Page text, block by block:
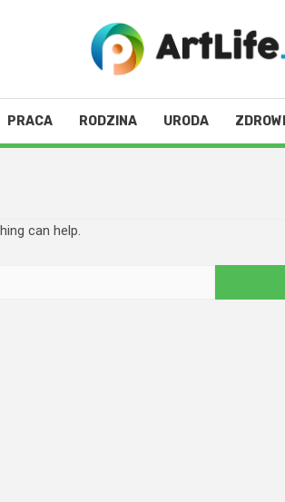
PRACA RODZINA URODA
can help.